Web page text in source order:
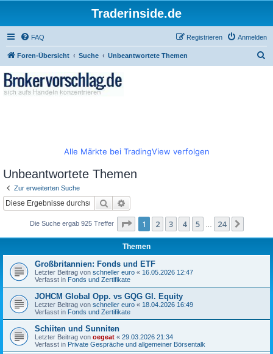
Traderinside.de
FAQ Anmelden
Registrieren
Foren-Übersicht Suche Unbeantwortete Themen
Alle Märkte bei TradingView verfolgen
Unbeantwortete Themen
Zur erweiterten Suche
Suche
Die Suche ergab 925 Treffer Seite 1von 24
1 2 3 4 5 24
Themen
Großbritannien: Fonds und ETF
Letzter Beitrag von schneller euro « 16.05.2026 12:47
Verfasst in Fonds und Zertifikate
JOHCM Global Opp. vs GQG Gl. Equity
Letzter Beitrag von schneller euro « 18.04.2026 16:49
Verfasst in Fonds und Zertifikate
Schiiten und Sunniten
Letzter Beitrag von oegeat « 29.03.2026 21:34
Verfasst in Private Gespräche und allgemeiner Börsentalk